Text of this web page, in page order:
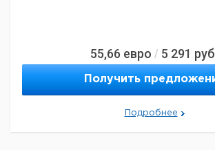
55,66 евро / 5 291
Получить
Подробнее